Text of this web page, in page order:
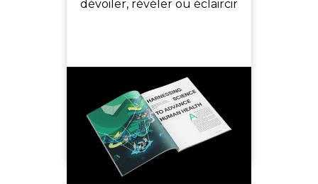
dévoiler, révéler ou éclaircir